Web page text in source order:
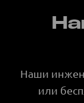
Наши
или